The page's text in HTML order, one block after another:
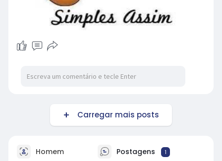
Carregar mais posts
Homem Postagens 1